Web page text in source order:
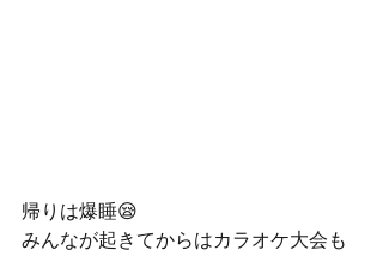
帰りは爆睡😪
みんなが起きてからはカラオケ大会も